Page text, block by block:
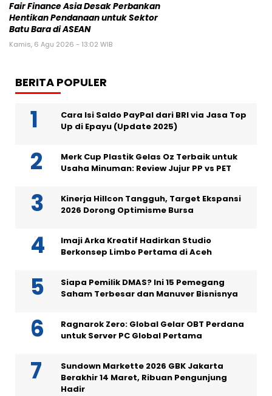
Fair Finance Asia Desak Perbankan
Hentikan Pendanaan untuk Sektor
Batu Bara di ASEAN
Kamis, 6 Agu 2026 - 13:02 WIB
BERITA POPULER
Cara Isi Saldo PayPal dari BRI via Jasa Top
Up di Epayu (Update 2025)
Merk Cup Plastik Gelas Oz Terbaik untuk
Usaha Minuman: Review Jujur PP vs PET
Kinerja Hillcon Tangguh, Target Ekspansi
2026 Dorong Optimisme Bursa
Imaji Arka Kreatif Hadirkan Studio
Berkonsep Limbo Pertama di Aceh
Siapa Pemilik DMAS? Ini 15 Pemegang
Saham Terbesar dan Manuver Bisnisnya
Ragnarok Zero: Global Gelar OBT Perdana
untuk Server PC Global Pertama
Sundown Markette 2026 GBK Jakarta
Berakhir 14 Maret, Ribuan Pengunjung
Hadir